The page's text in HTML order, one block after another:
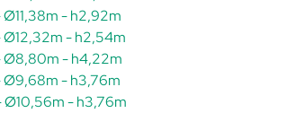
Ø11,38m - h2,92m
Ø12,32m - h2,54m
Ø8,80m - h4,22m
Ø9,68m - h3,76m
Ø10,56m - h3,76m